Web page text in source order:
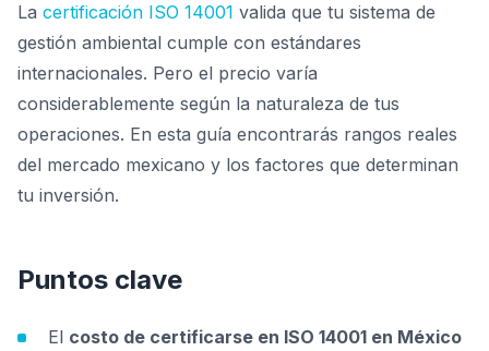
La certificación ISO 14001 valida que tu sistema de
gestión ambiental cumple con estándares
internacionales. Pero el precio varía
considerablemente según la naturaleza de tus
operaciones. En esta guía encontrarás rangos reales
del mercado mexicano y los factores que determinan
tu inversión.
Puntos clave
El costo de certificarse en ISO 14001 en México